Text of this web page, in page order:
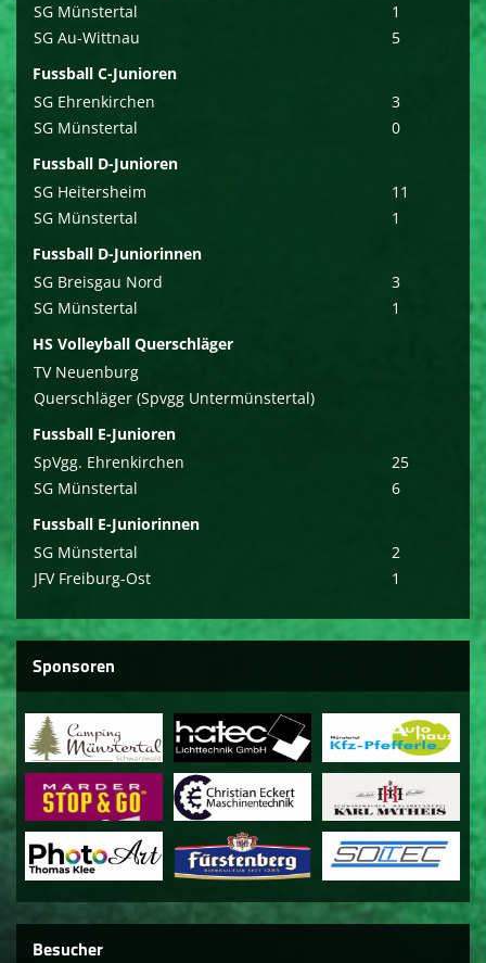
SG Münstertal
1
SG Au-Wittnau
5
Fussball C-Junioren
SG Ehrenkirchen
3
SG Münstertal
0
Fussball D-Junioren
SG Heitersheim
11
SG Münstertal
1
Fussball D-Juniorinnen
SG Breisgau Nord
3
SG Münstertal
1
HS Volleyball Querschläger
TV Neuenburg
Querschläger (Spvgg Untermünstertal)
Fussball E-Junioren
SpVgg. Ehrenkirchen
25
SG Münstertal
6
Fussball E-Juniorinnen
SG Münstertal
2
JFV Freiburg-Ost
1
Sponsoren
Besucher